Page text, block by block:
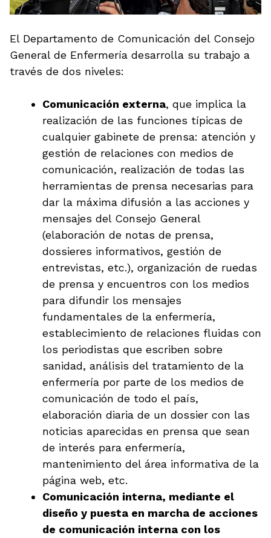
El Departamento de Comunicación del Consejo
General de Enfermería desarrolla su trabajo a
través de dos niveles:
Comunicación externa, que implica la
realización de las funciones típicas de
cualquier gabinete de prensa: atención y
gestión de relaciones con medios de
comunicación, realización de todas las
herramientas de prensa necesarias para
dar la máxima difusión a las acciones y
mensajes del Consejo General
(elaboración de notas de prensa,
dossieres informativos, gestión de
entrevistas, etc.), organización de ruedas
de prensa y encuentros con los medios
para difundir los mensajes
fundamentales de la enfermería,
establecimiento de relaciones fluidas con
los periodistas que escriben sobre
sanidad, análisis del tratamiento de la
enfermería por parte de los medios de
comunicación de todo el país,
elaboración diaria de un dossier con las
noticias aparecidas en prensa que sean
de interés para enfermería,
mantenimiento del área informativa de la
página web, etc.
Comunicación interna, mediante el
diseño y puesta en marcha de acciones
de comunicación interna con los